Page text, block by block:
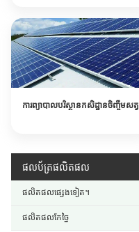
ការព្យាបាលបរិស្ថានកសិដ្ឋានចិញ្ចឹមសត្វ
ផលប័ត្រផលិតផល
ផលិតផលផ្សេងទៀត។
ផលិតផលកែច្នៃ